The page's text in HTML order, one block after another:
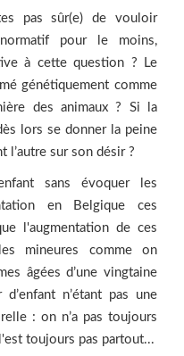
pas sûr(e) de vouloir
pour le moins,
à cette question ? Le
génétiquement comme
des animaux ? Si la
lors se donner la peine
l’autre sur son désir ?
sans évoquer les
en Belgique ces
l'augmentation de ces
mineures comme on
âgées d’une vingtaine
n’étant pas une
: on n’a pas toujours
toujours pas partout...